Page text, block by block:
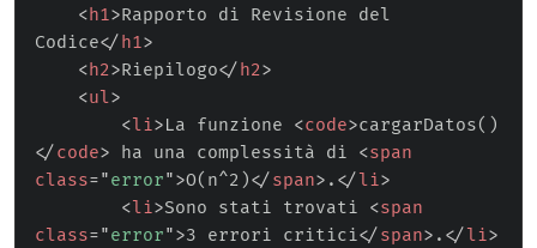
<h1>Rapporto di Revisione del
Codice</ h1>
<h2>Riepilogo</ h2>
<ul>
<li>La funzione <code>cargarDatos()
</code> ha una complessità di <span
class="error">O(n^2)</span> . </li>
<li>Sono stati trovati <span
class="error">3 errori critici</span> . </li>